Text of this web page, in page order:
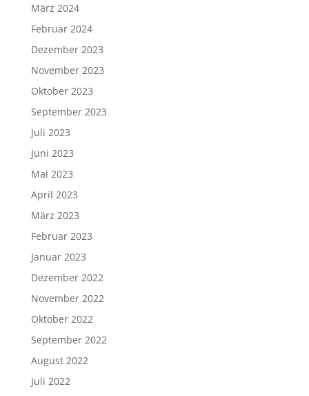
März 2024
Februar 2024
Dezember 2023
November 2023
Oktober 2023
September 2023
Juli 2023
Juni 2023
Mai 2023
April 2023
März 2023
Februar 2023
Januar 2023
Dezember 2022
November 2022
Oktober 2022
September 2022
August 2022
Juli 2022